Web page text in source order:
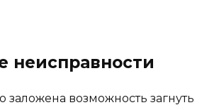
неисправности
заложена возможность загнуть